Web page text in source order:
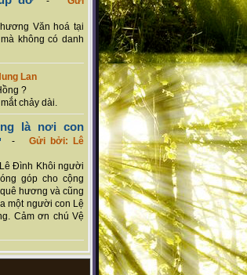
Văn hoá tại
không có danh
Lan
?
chảy dài.
là nơi con
- Gửi bởi: Lê
Đình Khôi người
góp cho cộng
hương và cũng
một người con Lệ
Cảm ơn chú Vệ